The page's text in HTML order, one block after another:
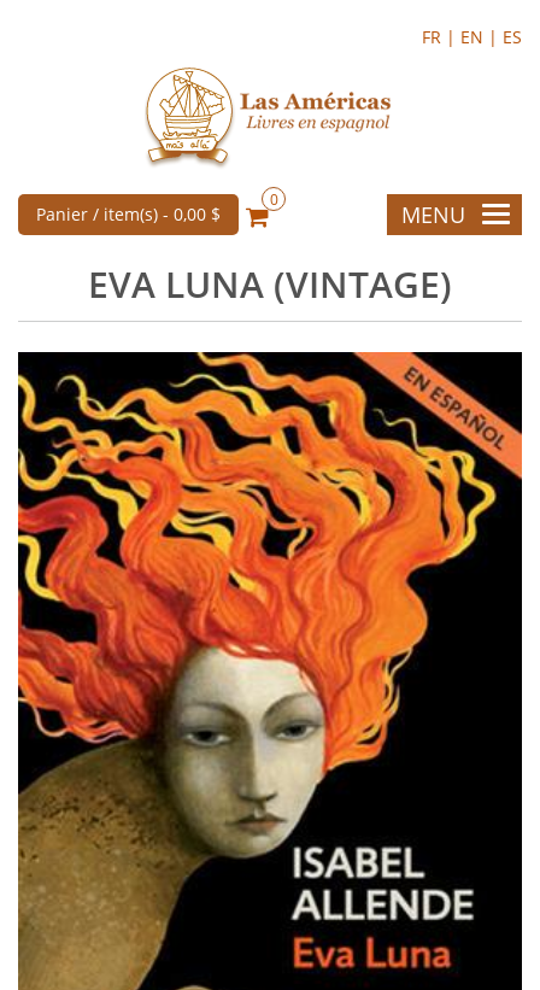
FR | EN | ES
Panier / item(s) - 0,00 $
0
MENU
EVA LUNA (VINTAGE)